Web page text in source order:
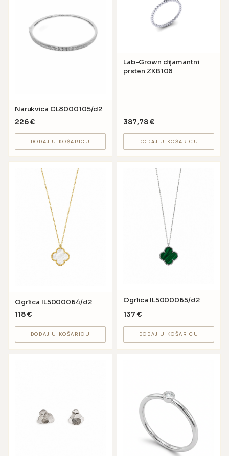
Narukvica CL8000105/d2
226€
DODAJ U KOŠARICU
Lab-Grown dijamantni
prsten ZKB108
387,78€
DODAJ U KOŠARICU
Ogrlica IL5000064/d2
118€
DODAJ U KOŠARICU
Ogrlica IL5000065/d2
137 €
DODAJ U KOŠARICU